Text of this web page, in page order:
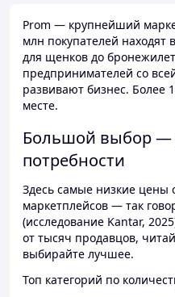
Prom — крупнейший
млн покупателей находят
для щенков до
предпринимателей со
развивают бизнес. Более
месте.
Большой выбор —
потребности
Здесь самые низкие цены
маркетплейсов — так
(исследование Kantar,
от тысяч продавцов,
выбирайте лучшее.
Топ категорий по